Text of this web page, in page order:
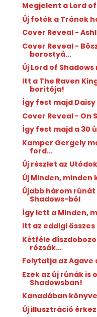
Megjelent a Lord
Új fotók a Trónok
Cover Reveal -
Cover Reveal -
borostyá...
Új Lord of
Itt a The Raven
borítója!
Így fest majd
Cover Reveal - On
Így fest majd a 30
Kamper Gergely
ford...
Új részlet az
Új Minden, minden
Újabb három
Shadows-ból
Így lett a Minden,
Itt az eddigi
Kétféle
rózsák...
Folytatja az
Ezek az új rúnák is
Shadowsban!
Kanadában
Új illusztráció